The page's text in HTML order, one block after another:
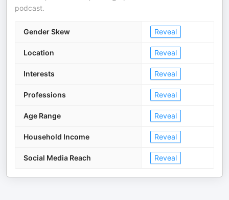
podcast.
Gender Skew Reveal
Location Reveal
Interests Reveal
Professions Reveal
Age Range Reveal
Household Income Reveal
Social Media Reach Reveal